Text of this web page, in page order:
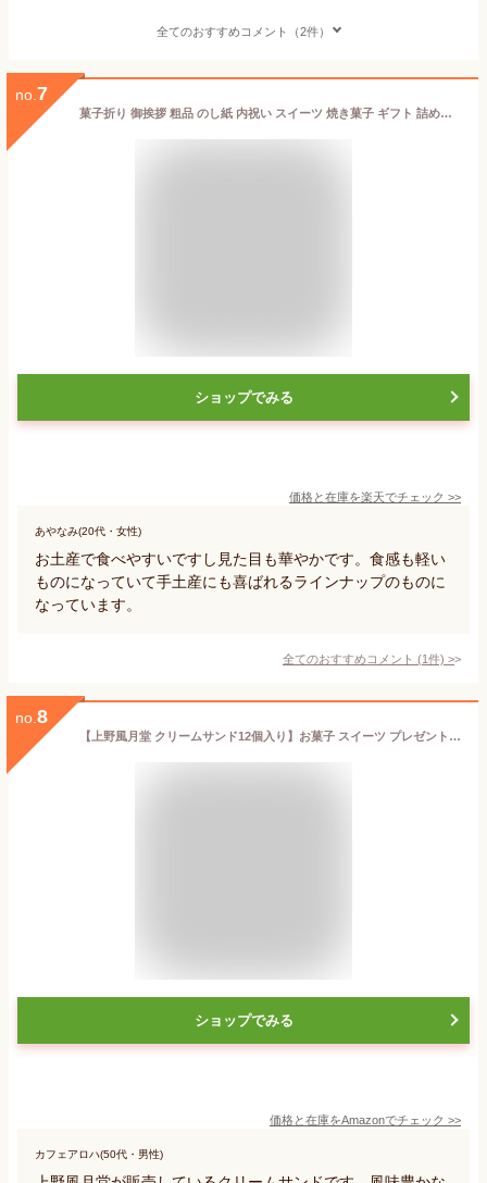
全てのおすすめコメント（2件）
no. 7
菓子折り 御挨拶 粗品 のし紙 内祝い スイーツ 焼き菓子 ギフト 詰め合わせ 個包装 / 上野風月堂食べ比べセット4種 /洋洋菓子 手土産 お返し プレゼント 御祝 御礼 結婚 出産 職場 会社 退職 日持ち あす楽 送料無料
ショップでみる
価格と在庫を楽天でチェック >>
あやなみ(20代・女性)
お土産で食べやすいですし見た目も華やかです。食感も軽い
ものになっていて手土産にも喜ばれるラインナップのものに
なっています。
全てのおすすめコメント (1件) >
no. 8
【上野風月堂 クリームサンド12個入り】お菓子 スイーツ プレゼント 焼き菓子 ギフト 菓子折り 御挨拶 粗品 記念品 景品 風月堂 退職 母の日クッキー ビスケット レーズンサンド お歳暮 御歳暮 御中元
ショップでみる
価格と在庫をAmazonでチェック >>
カフェアロハ(50代・男性)